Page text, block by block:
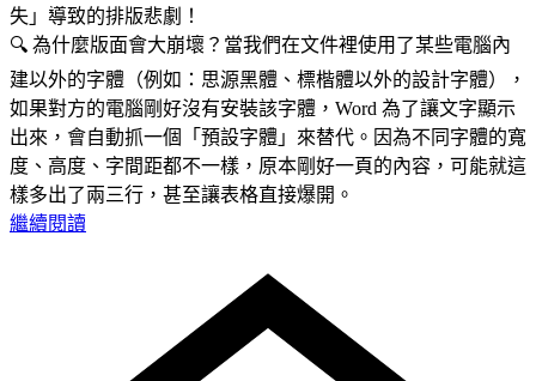
失」導致的排版悲劇！
🔍 為什麼版面會大崩壞？當我們在文件裡使用了某些電腦內
建以外的字體（例如：思源黑體、標楷體以外的設計字體），
如果對方的電腦剛好沒有安裝該字體，Word 為了讓文字顯示
出來，會自動抓一個「預設字體」來替代。因為不同字體的寬
度、高度、字間距都不一樣，原本剛好一頁的內容，可能就這
樣多出了兩三行，甚至讓表格直接爆開。
繼續閱讀